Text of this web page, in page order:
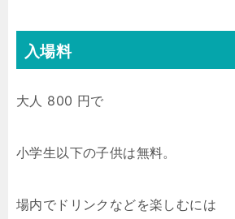
入場料
大人 800 円で
小学生以下の子供は無料。
場内でドリンクなどを楽しむには